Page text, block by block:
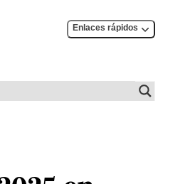
Enlaces rápidos